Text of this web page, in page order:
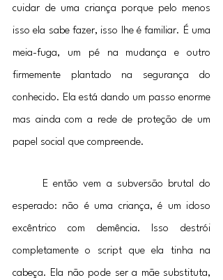
cuidar de uma criança porque pelo menos
isso ela sabe fazer, isso lhe é familiar. É uma
meia-fuga, um pé na mudança e outro
firmemente plantado na segurança do
conhecido. Ela está dando um passo enorme
mas ainda com a rede de proteção de um
papel social que compreende.
esperado: não é uma criança, é um idoso
excêntrico com demência. Isso destrói
completamente o script que ela tinha na
cabeça. Ela não pode ser a mãe substituta,